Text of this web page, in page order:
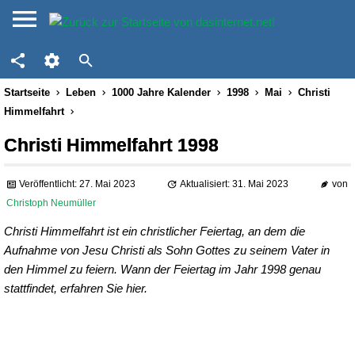
Startseite Leben 1000 Jahre Kalender 1998 Mai
Christi
Himmelfahrt
Christi Himmelfahrt 1998
Veröffentlicht: 27. Mai 2023 Aktualisiert: 31. Mai 2023
von
Christoph Neumüller
Christi Himmelfahrt ist ein christlicher Feiertag, an dem die
Aufnahme von Jesu Christi als Sohn Gottes zu seinem Vater in
den Himmel zu feiern. Wann der Feiertag im Jahr 1998 genau
stattfindet, erfahren Sie hier.